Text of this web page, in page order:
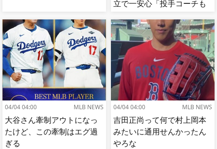
立で一安心「投手コーチも
04/04 04:00 MLB NEWS
大谷さん牽制アウトになっ
たけど、この牽制はエグ過
ぎる
04/04 04:00 MLB NEWS
吉田正尚って何で村上岡本
みたいに通用せんかったん
やろな